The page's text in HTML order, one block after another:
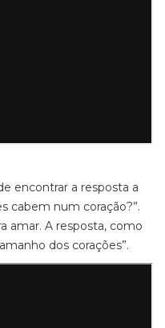
encontrar a resposta a
cabem num coração?”.
amar. A resposta, como
dos corações”.